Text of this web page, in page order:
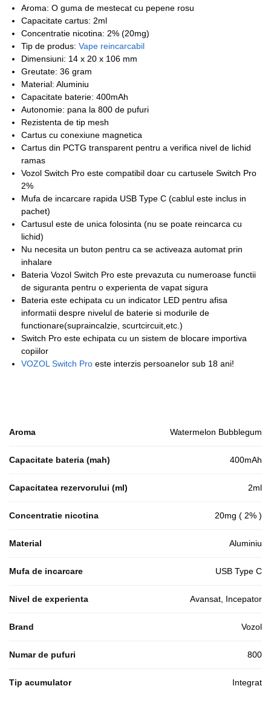
Aroma: O guma de mestecat cu pepene rosu
Capacitate cartus: 2ml
Concentratie nicotina: 2% (20mg)
Tip de produs: Vape reincarcabil
Dimensiuni: 14 x 20 x 106 mm
Greutate: 36 gram
Material: Aluminiu
Capacitate baterie: 400mAh
Autonomie: pana la 800 de pufuri
Rezistenta de tip mesh
Cartus cu conexiune magnetica
Cartus din PCTG transparent pentru a verifica nivel de lichid
ramas
Vozol Switch Pro este compatibil doar cu cartusele Switch Pro
2%
Mufa de incarcare rapida USB Type C (cablul este inclus in
pachet)
Cartusul este de unica folosinta (nu se poate reincarca cu
lichid)
Nu necesita un buton pentru ca se activeaza automat prin
inhalare
Bateria Vozol Switch Pro este prevazuta cu numeroase functii
de siguranta pentru o experienta de vapat sigura
Bateria este echipata cu un indicator LED pentru afisa
informatii despre nivelul de baterie si modurile de
functionare(supraincalzie, scurtcircuit,etc.)
Switch Pro este echipata cu un sistem de blocare importiva
copiilor
VOZOL Switch Pro este interzis persoanelor sub 18 ani!
Aroma Watermelon Bubblegum
Capacitate bateria (mah) 400mAh
Capacitatea rezervorului (ml) 2ml
Concentratie nicotina 20mg ( 2% )
Material Aluminiu
Mufa de incarcare USB Type C
Nivel de experienta Avansat, Incepator
Brand Vozol
Numar de pufuri 800
Tip acumulator Integrat